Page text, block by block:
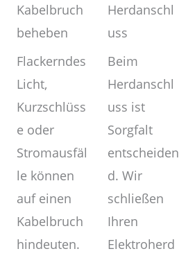
Kabelbruch
beheben
Flackerndes
Licht,
Kurzschlüss
e oder
Stromausfäl
le können
auf einen
Kabelbruch
hindeuten.
Herdanschl
uss
Beim
Herdanschl
uss ist
Sorgfalt
entscheiden
d. Wir
schließen
Ihren
Elektroherd